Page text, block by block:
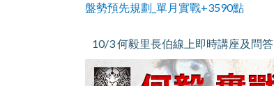
盤勢預先規劃_單月實戰+3590點
10/3 何毅里長伯線上即時講座及問答